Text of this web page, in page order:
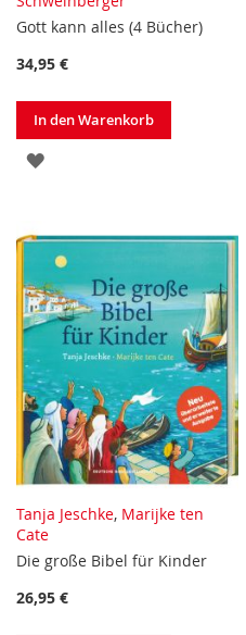
Gott kann alles (4 Bücher)
34,95 €
In den Warenkorb
ZUR
HINZUFÜGEN
Tanja Jeschke, Marijke ten
Cate
Die große Bibel für Kinder
26,95 €